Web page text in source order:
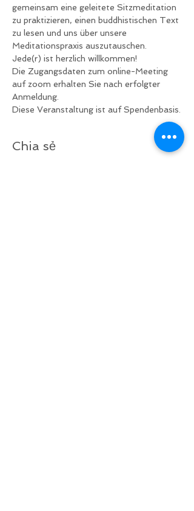
gemeinsam eine geleitete Sitzmeditation
zu praktizieren, einen buddhistischen Text
zu lesen und uns über unsere
Meditationspraxis auszutauschen.
Jede(r) ist herzlich willkommen!
Die Zugangsdaten zum online-Meeting
auf zoom erhalten Sie nach erfolgter
Anmeldung.
Diese Veranstaltung ist auf Spendenbasis.
Chia sẻ